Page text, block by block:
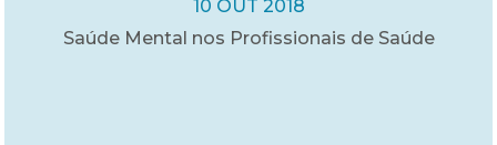
10 OUT 2018
Saúde Mental nos Profissionais de Saúde